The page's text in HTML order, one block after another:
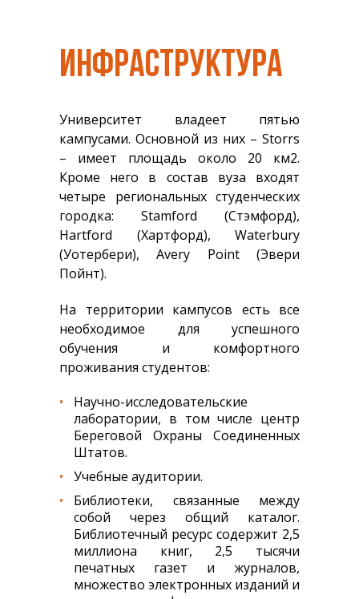
ИНФРАСТРУКТУРА
Университет владеет пятью
кампусами. Основной из них – Storrs
– имеет площадь около 20 км2.
Кроме него в состав вуза входят
четыре региональных студенческих
городка: Stamford (Стэмфорд),
Hartford (Хартфорд), Waterbury
(Уотербери), Avery Point (Эвери
Пойнт).
На территории кампусов есть все
необходимое для успешного
обучения и комфортного
проживания студентов:
Научно-исследовательские
лаборатории, в том числе центр
Береговой Охраны Соединенных
Штатов.
Учебные аудитории.
Библиотеки, связанные между
собой через общий каталог.
Библиотечный ресурс содержит 2,5
миллиона книг, 2,5 тысячи
печатных газет и журналов,
множество электронных изданий и